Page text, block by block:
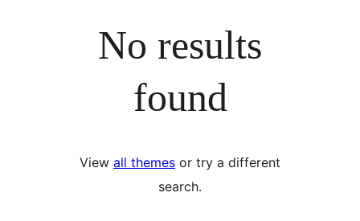
No results
found
View all themes or try a different
search.